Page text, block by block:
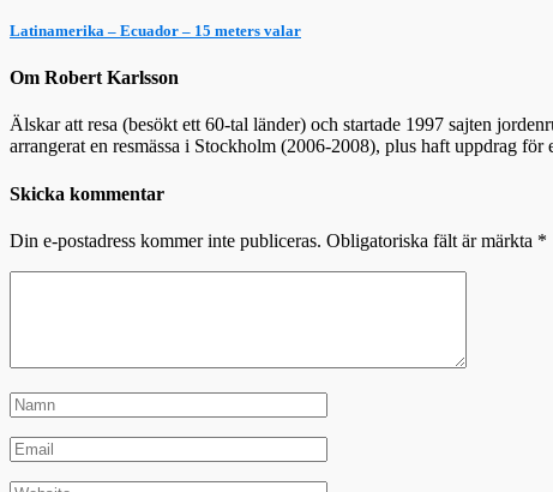
Latinamerika – Ecuador – 15 meters valar
Om Robert Karlsson
Älskar att resa (besökt ett 60-tal länder) och startade 1997 sajten
arrangerat en resmässa i Stockholm (2006-2008), plus haft uppdrag
Skicka kommentar
Din e-postadress kommer inte publiceras. Obligatoriska fält är märkta *